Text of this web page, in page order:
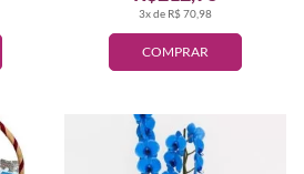
COMPRAR
3x de R$ 70,98